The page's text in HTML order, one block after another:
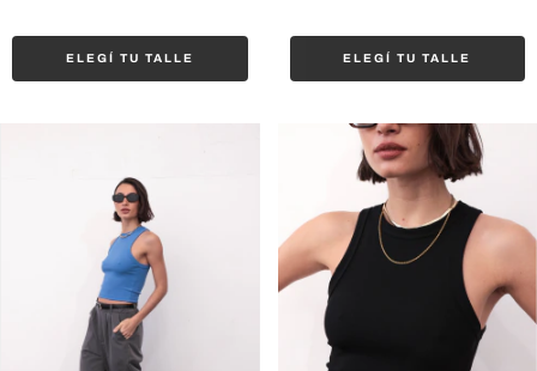
ELEGÍ TU TALLE ELEGÍ TU TALLE